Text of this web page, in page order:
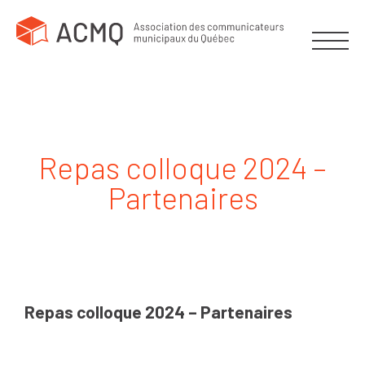
Repas colloque 2024 –
Partenaires
2024
Repas colloque 2024 – Partenaires